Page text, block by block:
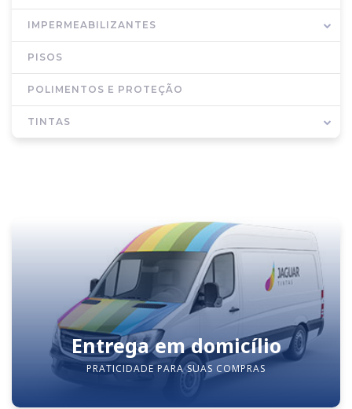
IMPERMEABILIZANTES
PISOS
POLIMENTOS E PROTEÇÃO
TINTAS
Entrega em domicílio
PRATICIDADE PARA SUAS COMPRAS